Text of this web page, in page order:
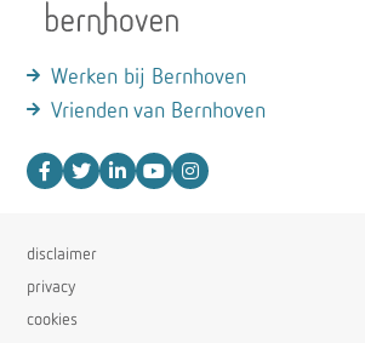
Werken bij Bernhoven
Vrienden van Bernhoven
disclaimer
privacy
cookies